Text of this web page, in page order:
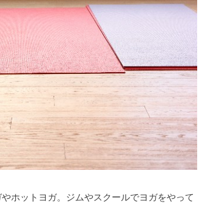
ホットヨガ。ジムやスクールでヨガをやって